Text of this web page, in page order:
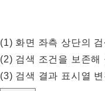
(1) 화면 좌측 상단의
(2) 검색 조건을 보존
(3) 검색 결과 표시열